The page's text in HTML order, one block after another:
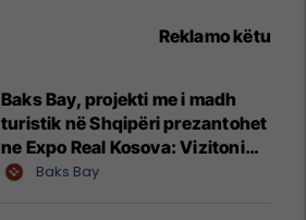
Reklamo këtu
Baks Bay, projekti me i madh
turistik në Shqipëri prezantohet
ne Expo Real Kosova: Vizitoni
shtandin dhe zbuloni
Baks Bay